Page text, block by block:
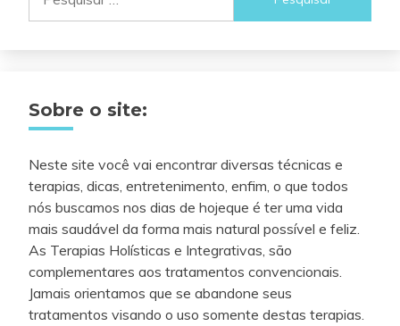
por:
Sobre o site:
Neste site você vai encontrar diversas técnicas e
terapias, dicas, entretenimento, enfim, o que todos
nós buscamos nos dias de hojeque é ter uma vida
mais saudável da forma mais natural possível e feliz.
As Terapias Holísticas e Integrativas, são
complementares aos tratamentos convencionais.
Jamais orientamos que se abandone seus
tratamentos visando o uso somente destas terapias.